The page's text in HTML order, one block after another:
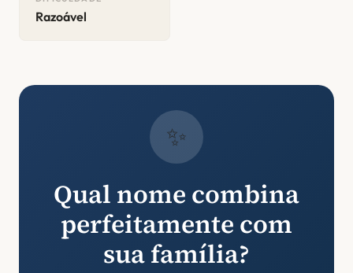
Razoável
✨
Qual nome combina
perfeitamente com
sua família?